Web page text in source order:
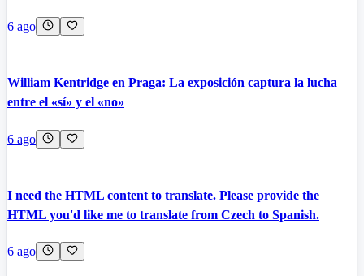
6 ago
William Kentridge en Praga: La exposición captura la lucha
entre el «sí» y el «no»
6 ago
I need the HTML content to translate. Please provide the
HTML you'd like me to translate from Czech to Spanish.
6 ago